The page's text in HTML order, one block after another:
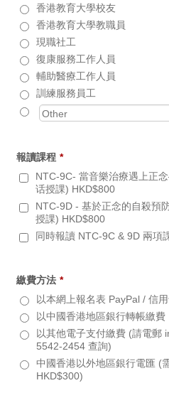
香港教育大學校友
香港教育大學教職員
現職社工
復康服務工作人員
輔助醫療工作人員
訓練服務員工
報讀課程 *
NTC-9C- 當音樂治療遇上正
话授課) HKD$800
NTC-9D - 基於正念的自殺預
授課) HKD$800
同時報讀 NTC-9C & 9D 兩
繳費方法 *
以本網上報名表 PayPal / 信
以中國香港地區銀行轉帳繳費
以其他電子支付繳費 (請電郵
5542-2454 查詢)
中國香港以外地區銀行電匯 (
HKD$300)